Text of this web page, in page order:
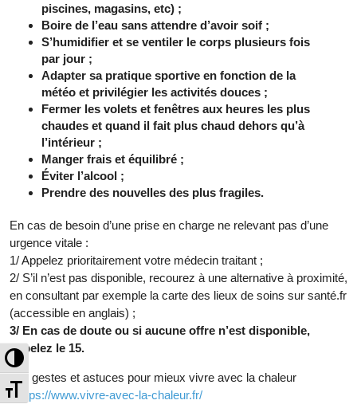
Passer en contraste élevé
Changer la taille de la police
piscines, magasins, etc) ;
Boire de l’eau sans attendre d’avoir soif ;
S’humidifier et se ventiler le corps plusieurs fois
par jour ;
Adapter sa pratique sportive en fonction de la
météo et privilégier les activités douces ;
Fermer les volets et fenêtres aux heures les plus
chaudes et quand il fait plus chaud dehors qu’à
l’intérieur ;
Manger frais et équilibré ;
Éviter l’alcool ;
Prendre des nouvelles des plus fragiles.
En cas de besoin d’une prise en charge ne relevant pas d’une
urgence vitale :
1/ Appelez prioritairement votre médecin traitant ;
2/ S’il n’est pas disponible, recourez à une alternative à proximité,
en consultant par exemple la carte des lieux de soins sur santé.fr
(accessible en anglais) ;
3/ En cas de doute ou si aucune offre n’est disponible,
appelez le 15.
Les gestes et astuces pour mieux vivre avec la chaleur
:https://www.vivre-avec-la-chaleur.fr/